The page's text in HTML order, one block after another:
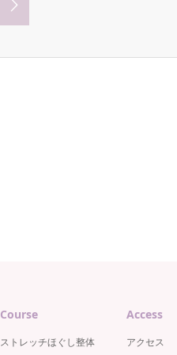
Course
ストレッチほぐし整体
Access
アクセス